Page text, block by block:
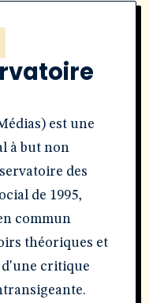
est une
à but non
des
de 1995,
commun
théoriques et
d'une critique